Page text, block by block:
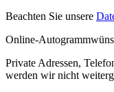
Beachten Sie unsere
Online-
Private Adressen,
werden wir nicht